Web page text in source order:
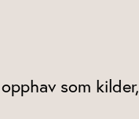
som kilder,